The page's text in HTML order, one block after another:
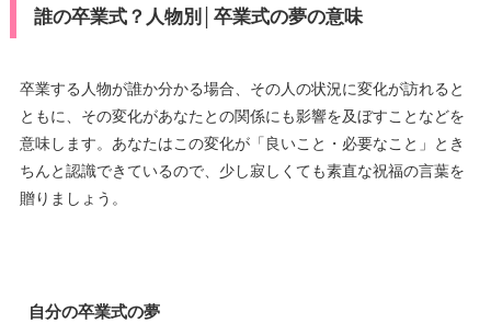
誰の卒業式？人物別│卒業式の夢の意味
卒業する人物が誰か分かる場合、その人の状況に変化が訪れると
ともに、その変化があなたとの関係にも影響を及ぼすことなどを
意味します。あなたはこの変化が「良いこと・必要なこと」とき
ちんと認識できているので、少し寂しくても素直な祝福の言葉を
贈りましょう。
自分の卒業式の夢